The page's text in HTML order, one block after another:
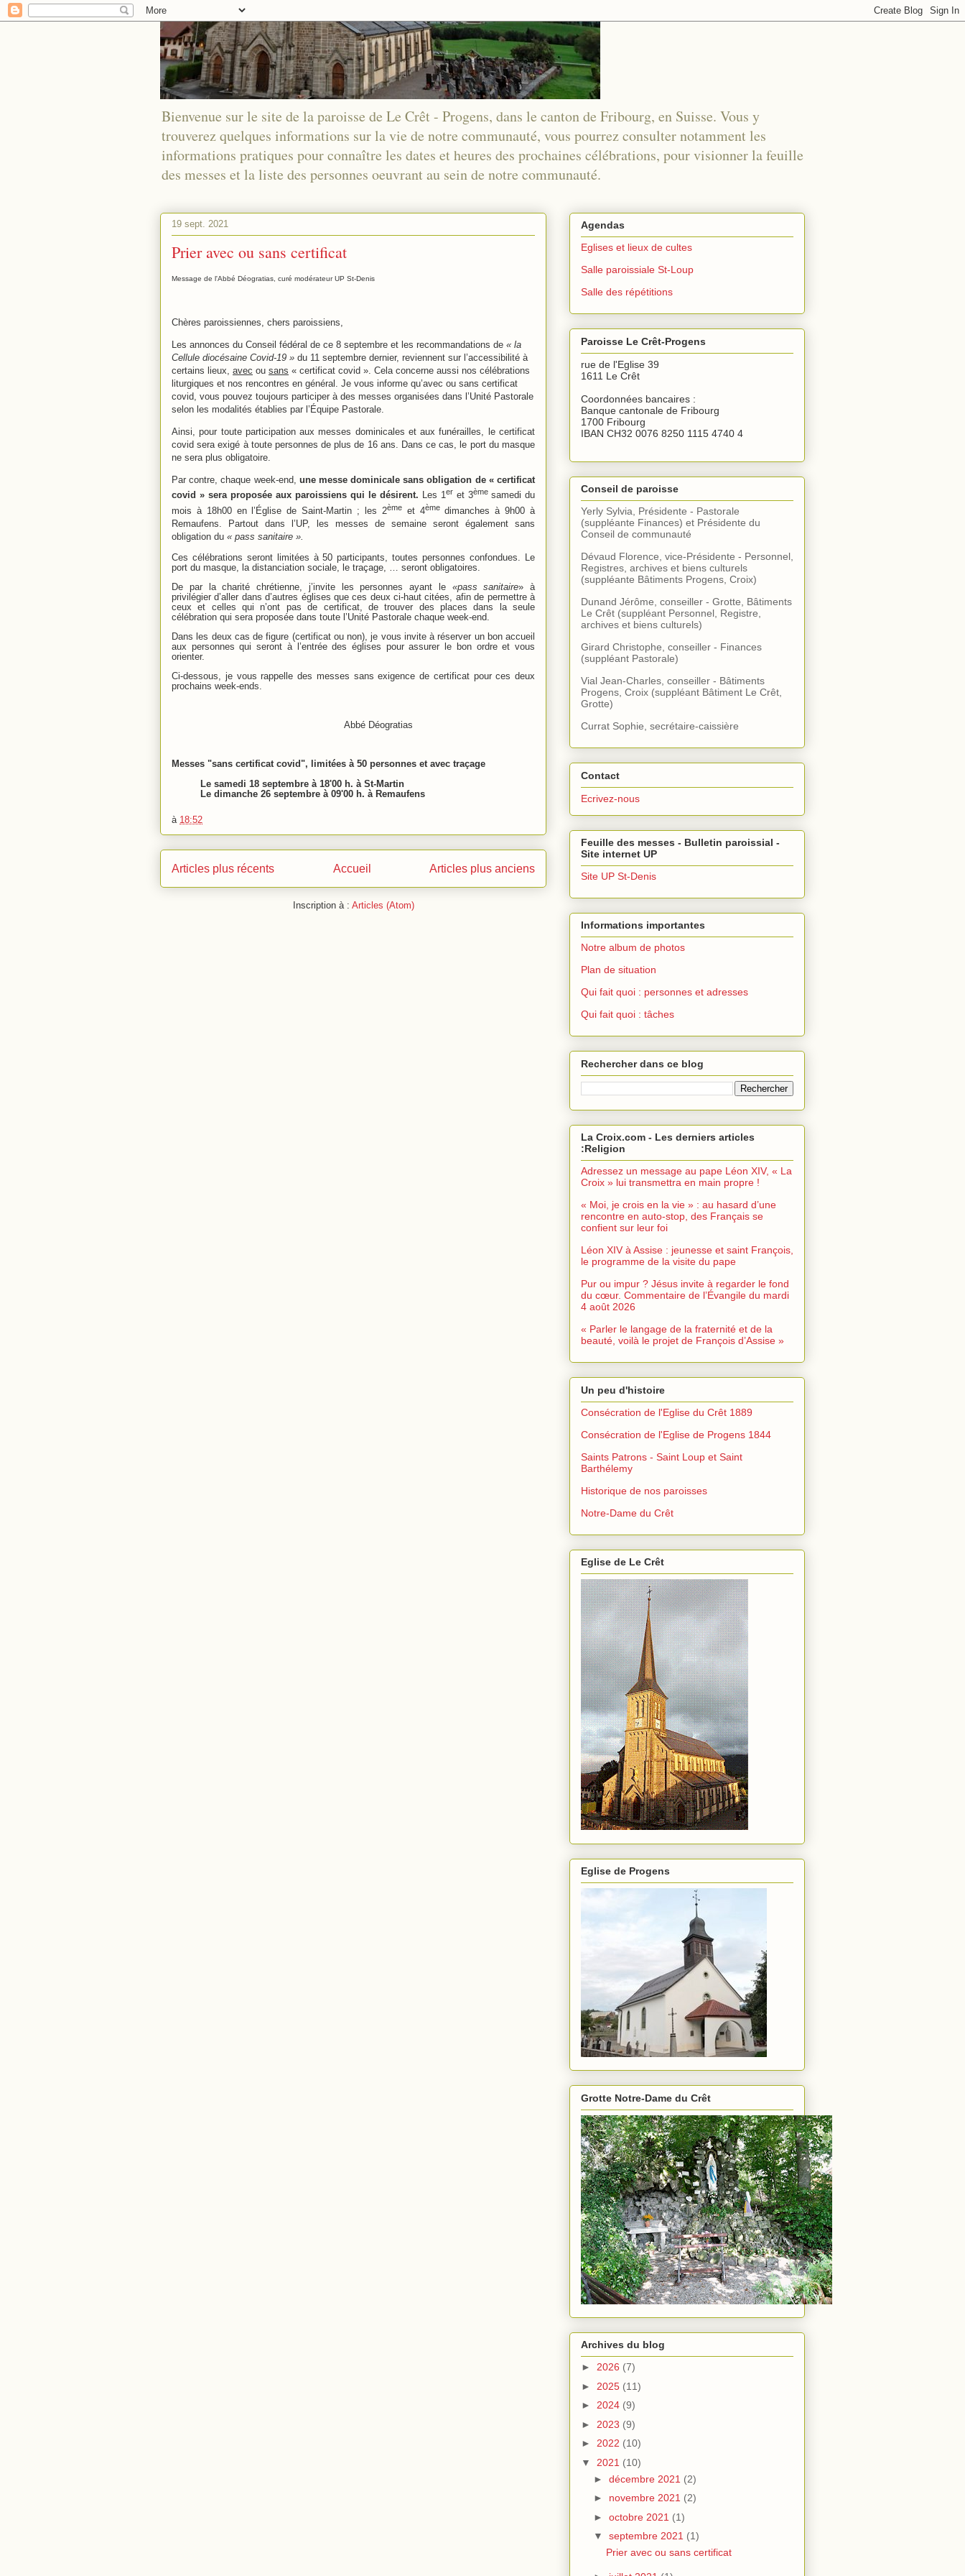
Bienvenue sur le site de la paroisse de Le Crêt - Progens, dans le canton de Fribourg, en Suisse. Vous y
trouverez quelques informations sur la vie de notre communauté, vous pourrez consulter notamment les
informations pratiques pour connaître les dates et heures des prochaines célébrations, pour visionner la feuille
des messes et la liste des personnes oeuvrant au sein de notre communauté.
19 sept. 2021
Prier avec ou sans certificat
Message de l'Abbé Déogratias, curé modérateur UP St-Denis
Chères paroissiennes, chers paroissiens,
Les annonces du Conseil fédéral de ce 8 septembre et les recommandations de « la
Cellule diocésaine Covid-19 » du 11 septembre dernier, reviennent sur l’accessibilité à
certains lieux, avec ou sans « certificat covid ». Cela concerne aussi nos célébrations
liturgiques et nos rencontres en général. Je vous informe qu’avec ou sans certificat
covid, vous pouvez toujours participer à des messes organisées dans l’Unité Pastorale
selon les modalités établies par l’ Équipe Pastorale.
Ainsi, pour toute participation aux messes dominicales et aux funérailles, le certificat
covid sera exigé à toute personnes de plus de 16 ans. Dans ce cas, le port du masque
ne sera plus obligatoire.
Par contre, chaque week-end, une messe dominicale sans obligation de « certificat
covid » sera proposée aux paroissiens qui le désirent. Les 1er et 3ème samedi du
mois à 18h00 en l’Église de Saint-Martin ; les 2èmeet 4èmedimanches à 9h00 à
Remaufens. Partout dans l’UP, les messes de semaine seront également sans
obligation du « pass sanitaire ».
Ces célébrations seront limitées à 50 participants, toutes personnes confondues. Le
port du masque, la distanciation sociale, le traçage, … seront obligatoires.
De par la charité chrétienne, j’invite les personnes ayant le «pass sanitaire» à
privilégier d’aller dans d’autres églises que ces deux ci-haut citées, afin de permettre à
ceux et celles qui n’ont pas de certificat, de trouver des places dans la seule
célébration qui sera proposée dans toute l’Unité Pastorale chaque week-end.
Dans les deux cas de figure (certificat ou non), je vous invite à réserver un bon accueil
aux personnes qui seront à l’entrée des églises pour assurer le bon ordre et vous
orienter.
Ci-dessous, je vous rappelle des messes sans exigence de certificat pour ces deux
prochains week-ends.
Abbé Déogratias
Messes "sans certificat covid", limitées à 50 personnes et avec traçage
Le samedi 18 septembre à 18'00 h. à St-Martin
Le dimanche 26 septembre à 09'00 h. à Remaufens
à 18:52
Articles plus récents Articles plus anciens
Accueil
Inscription à : Articles (Atom)
Agendas
Eglises et lieux de cultes
Salle paroissiale St-Loup
Salle des répétitions
Paroisse Le Crêt-Progens
rue de l'Eglise 39
1611 Le Crêt
Coordonnées bancaires :
Banque cantonale de Fribourg
1700 Fribourg
IBAN CH32 0076 8250 1115 4740 4
Conseil de paroisse
Yerly Sylvia, Présidente - Pastorale
(suppléante Finances) et Présidente du
Conseil de communauté
Dévaud Florence, vice-Présidente - Personnel,
Registres, archives et biens culturels
(suppléante Bâtiments Progens, Croix)
Dunand Jérôme, conseiller - Grotte, Bâtiments
Le Crêt (suppléant Personnel, Registre,
archives et biens culturels)
Girard Christophe, conseiller - Finances
(suppléant Pastorale)
Vial Jean-Charles, conseiller - Bâtiments
Progens, Croix (suppléant Bâtiment Le Crêt,
Grotte)
Currat Sophie, secrétaire-caissière
Contact
Ecrivez-nous
Feuille des messes - Bulletin paroissial -
Site internet UP
Site UP St-Denis
Informations importantes
Notre album de photos
Plan de situation
Qui fait quoi : personnes et adresses
Qui fait quoi : tâches
Rechercher dans ce blog
La Croix.com - Les derniers articles
:Religion
Adressez un message au pape Léon XIV, « La
Croix » lui transmettra en main propre !
« Moi, je crois en la vie » : au hasard d’une
rencontre en auto-stop, des Français se
confient sur leur foi
Léon XIV à Assise : jeunesse et saint François,
le programme de la visite du pape
Pur ou impur ? Jésus invite à regarder le fond
du cœur. Commentaire de l’Évangile du mardi
4 août 2026
« Parler le langage de la fraternité et de la
beauté, voilà le projet de François d’Assise »
Un peu d'histoire
Consécration de l'Eglise du Crêt 1889
Consécration de l'Eglise de Progens 1844
Saints Patrons - Saint Loup et Saint
Barthélemy
Historique de nos paroisses
Notre-Dame du Crêt
Eglise de Le Crêt
Eglise de Progens
Grotte Notre-Dame du Crêt
Archives du blog
► 2026 (7)
► 2025 (11)
► 2024 (9)
► 2023 (9)
► 2022 (10)
▼ 2021 (10)
► décembre 2021 (2)
► novembre 2021 (2)
► octobre 2021 (1)
▼ septembre 2021 (1)
Prier avec ou sans certificat